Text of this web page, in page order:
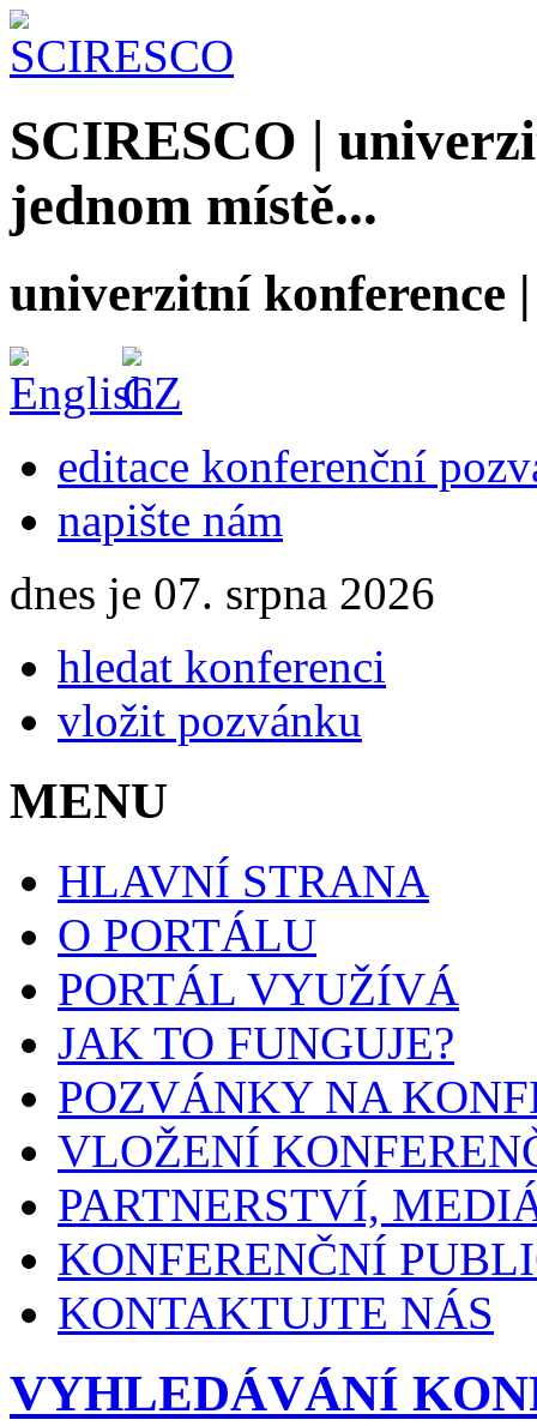
SCIRESCO |
jednom místě...
univerzitní konference
editace konferenční
napište nám
dnes je 07. srpna 2026
hledat konferenci
vložit pozvánku
MENU
HLAVNÍ STRANA
O PORTÁLU
PORTÁL VYUŽÍVÁ
JAK TO FUNGUJE?
POZVÁNKY NA
VLOŽENÍ
PARTNERSTVÍ,
KONFERENČNÍ
KONTAKTUJTE NÁS
VYHLEDÁVÁNÍ